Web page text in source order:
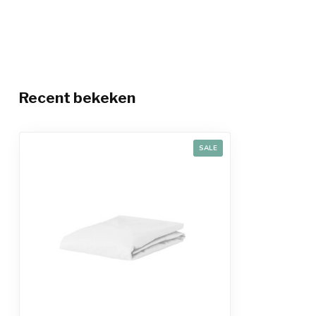
Recent bekeken
SALE